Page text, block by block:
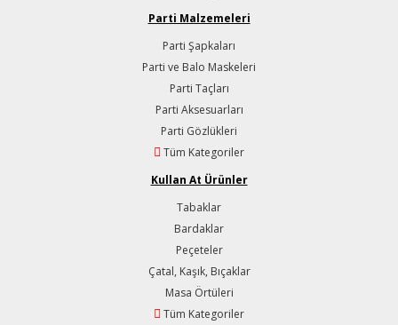
Parti Malzemeleri
Parti Şapkaları
Parti ve Balo Maskeleri
Parti Taçları
Parti Aksesuarları
Parti Gözlükleri
Tüm Kategoriler
Kullan At Ürünler
Tabaklar
Bardaklar
Peçeteler
Çatal, Kaşık, Bıçaklar
Masa Örtüleri
Tüm Kategoriler